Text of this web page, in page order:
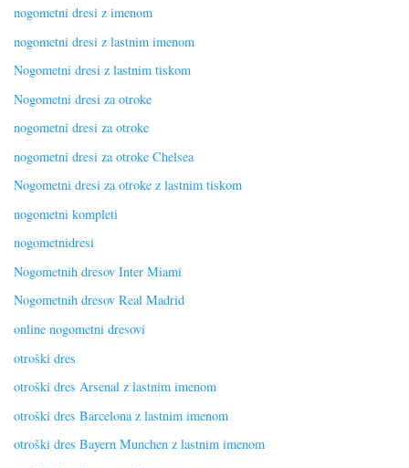
nogometni dresi z imenom
nogometni dresi z lastnim imenom
Nogometni dresi z lastnim tiskom
Nogometni dresi za otroke
nogometni dresi za otroke
nogometni dresi za otroke Chelsea
Nogometni dresi za otroke z lastnim tiskom
nogometni kompleti
nogometnidresi
Nogometnih dresov Inter Miami
Nogometnih dresov Real Madrid
online nogometni dresovi
otroški dres
otroški dres Arsenal z lastnim imenom
otroški dres Barcelona z lastnim imenom
otroški dres Bayern Munchen z lastnim imenom